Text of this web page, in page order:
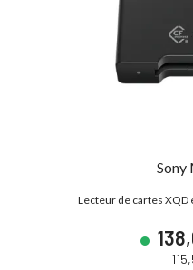
Sony
Lecteur de cartes XQD